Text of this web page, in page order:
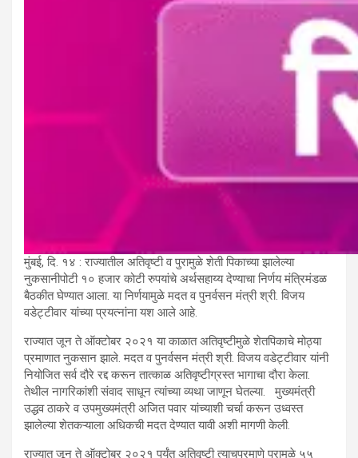
मुंबई, दि. १४ : राज्यातील अतिवृष्टी व पुरामुळे शेती पिकाच्या झालेल्या
नुकसानीपोटी १० हजार कोटी रुपयांचे अर्थसहाय्य देण्याचा निर्णय मंत्रिमंडळ
बैठकीत घेण्यात आला. या निर्णयामुळे मदत व पुनर्वसन मंत्री श्री. विजय
वडेट्टीवार यांच्या प्रयत्नांना यश आले आहे.
राज्यात जून ते ऑक्टोबर २०२१ या काळात अतिवृष्टीमुळे शेतपिकाचे मोठ्या
प्रमाणात नुकसान झाले. मदत व पुनर्वसन मंत्री श्री. विजय वडेट्टीवार यांनी
नियोजित सर्व दौरे रद्द करून तात्काळ अतिवृष्टीग्रस्त भागाचा दौरा केला.
तेथील नागरिकांशी संवाद साधून त्यांच्या व्यथा जाणून घेतल्या. मुख्यमंत्री
उद्धव ठाकरे व उपमुख्यमंत्री अजित पवार यांच्याशी चर्चा करून उध्वस्त
झालेल्या शेतकऱ्याला अधिकची मदत देण्यात यावी अशी मागणी केली.
राज्यात जून ते ऑक्टोबर २०२१ पर्यंत अतिवृष्टी त्याचप्रमाणे पुरामुळे ५५